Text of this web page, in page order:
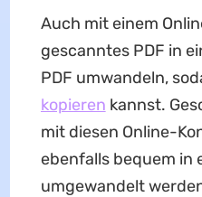
Auch mit einem
gescanntes PDF in
PDF umwandeln,
kopieren kannst.
mit diesen Online-
ebenfalls bequem in
umgewandelt